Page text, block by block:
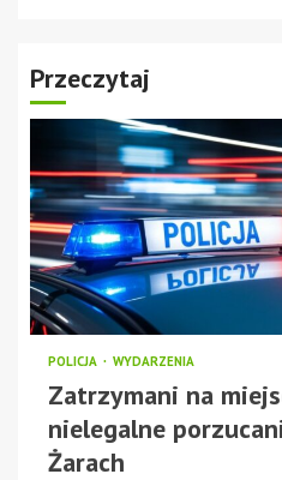
Przeczytaj
POLICJA WYDARZENIA
Zatrzymani na
nielegalne
Żarach